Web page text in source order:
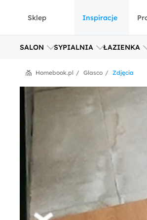
Sklep Inspiracje
SALON SYPIALNIA ŁAZIENKA
Zdjęcia
Glasco
Homebook.pl